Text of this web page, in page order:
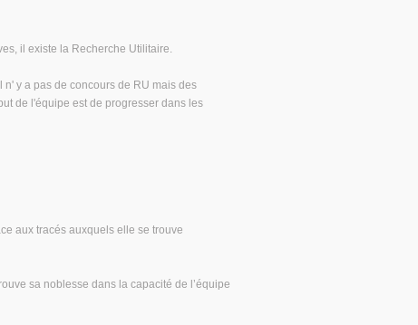
il existe la Recherche Utilitaire.
y a pas de concours de RU mais des
de l'équipe est de progresser dans les
aux tracés auxquels elle se trouve
sa noblesse dans la capacité de l’équipe